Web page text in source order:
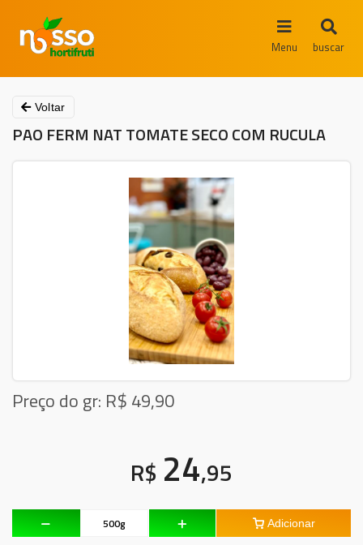
Menu buscar
Voltar
PAO FERM NAT TOMATE SECO COM RUCULA
Preço do gr: R$ 49,90
R$ 24,95
Adicionar